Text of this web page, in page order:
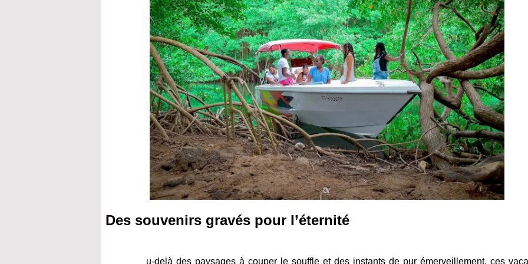
Des souvenirs gravés pour l’éternité
u-delà des paysages à couper le souffle et des instants de pur émerveillement, ces